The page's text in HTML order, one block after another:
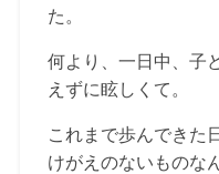
た。
何より、一日中、子
えずに眩しくて。
これまで歩んできた
けがえのないものな